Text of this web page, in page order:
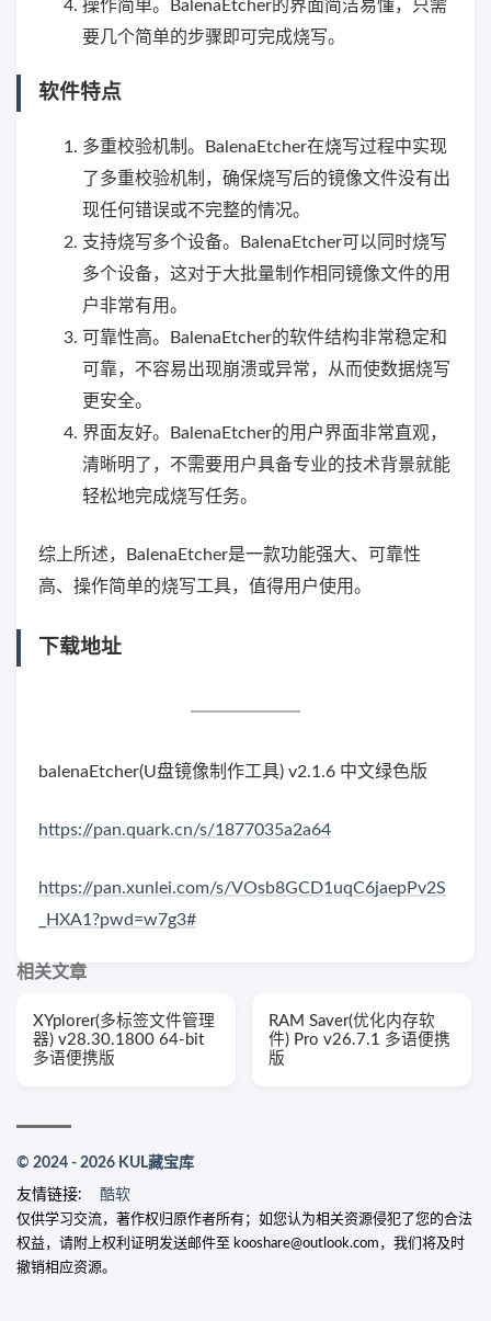
操作简单。BalenaEtcher的界面简洁易懂，只需
要几个简单的步骤即可完成烧写。
软件特点
多重校验机制。BalenaEtcher在烧写过程中实现
了多重校验机制，确保烧写后的镜像文件没有出
现任何错误或不完整的情况。
支持烧写多个设备。BalenaEtcher可以同时烧写
多个设备，这对于大批量制作相同镜像文件的用
户非常有用。
可靠性高。BalenaEtcher的软件结构非常稳定和
可靠，不容易出现崩溃或异常，从而使数据烧写
更安全。
界面友好。BalenaEtcher的用户界面非常直观，
清晰明了，不需要用户具备专业的技术背景就能
轻松地完成烧写任务。
综上所述，BalenaEtcher是一款功能强大、可靠性
高、操作简单的烧写工具，值得用户使用。
下载地址
balenaEtcher(U盘镜像制作工具) v2.1.6 中文绿色版
https://pan.quark.cn/s/1877035a2a64
https://pan.xunlei.com/s/VOsb8GCD1uqC6jaepPv2S
_HXA1?pwd=w7g3#
相关文章
XYplorer(多标签文件管理
器) v28.30.1800 64-bit
多语便携版
RAM Saver(优化内存软
件) Pro v26.7.1 多语便携
版
© 2024 - 2026 KUL藏宝库
友情链接: 酷软
仅供学习交流，著作权归原作者所有；如您认为相关资源侵犯了您的合法
权益，请附上权利证明发送邮件至 kooshare@outlook.com，我们将及时
撤销相应资源。